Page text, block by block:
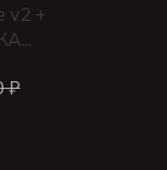
v2 +
₽